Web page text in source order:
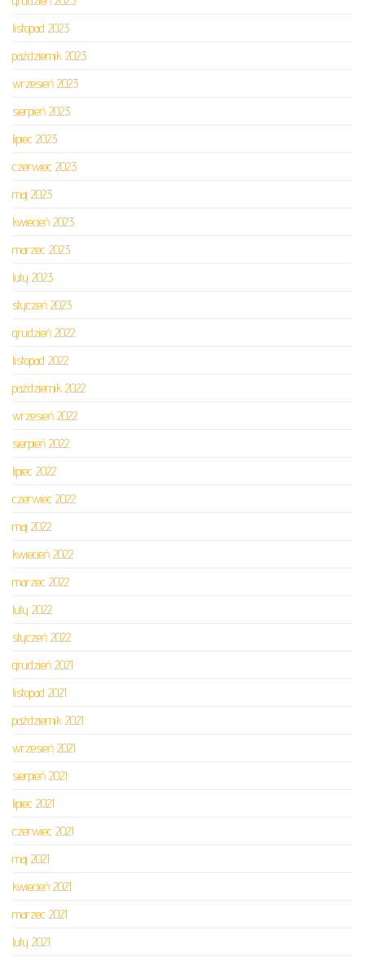
listopad 2023
październik 2023
wrzesień 2023
sierpień 2023
lipiec 2023
czerwiec 2023
maj 2023
kwiecień 2023
marzec 2023
luty 2023
styczeń 2023
grudzień 2022
listopad 2022
październik 2022
wrzesień 2022
sierpień 2022
lipiec 2022
czerwiec 2022
maj 2022
kwiecień 2022
marzec 2022
luty 2022
styczeń 2022
grudzień 2021
listopad 2021
październik 2021
wrzesień 2021
sierpień 2021
lipiec 2021
czerwiec 2021
maj 2021
kwiecień 2021
marzec 2021
luty 2021